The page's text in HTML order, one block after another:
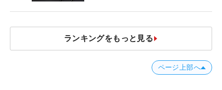
ランキングをもっと見る
ページ上部へ